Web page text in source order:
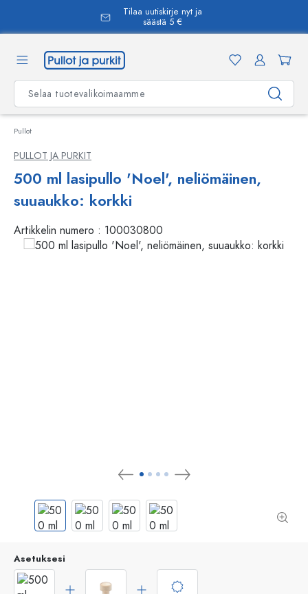
Tilaa uutiskirje nyt ja
säästä 5 €
Pullot
PULLOT JA PURKIT
500 ml lasipullo 'Noel', neliömäinen,
suuaukko: korkki
Artikkelin numero : 100030800
Asetuksesi